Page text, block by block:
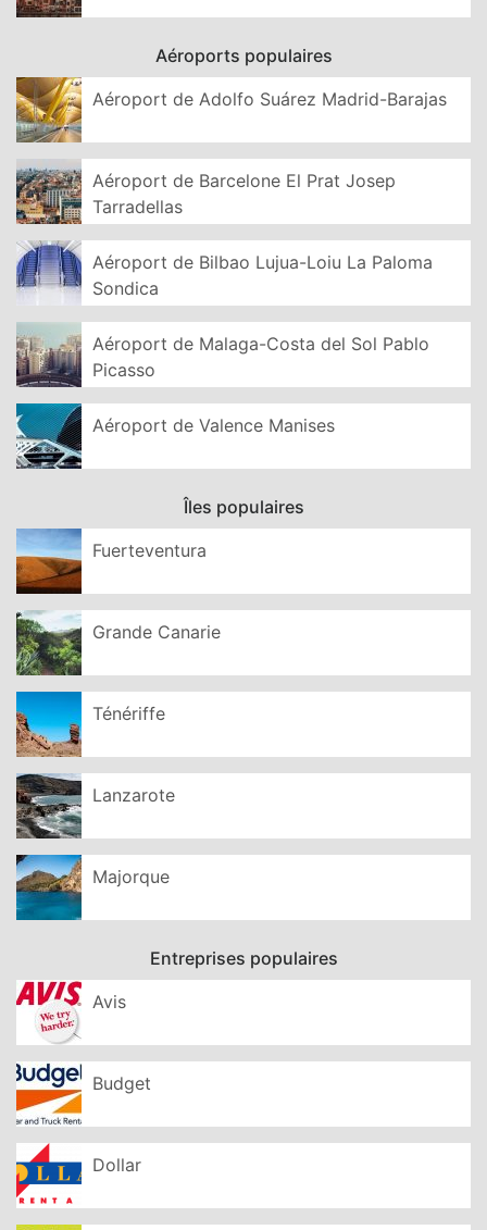
Aéroports populaires
Aéroport de Adolfo Suárez Madrid-Barajas
Aéroport de Barcelone El Prat Josep
Tarradellas
Aéroport de Bilbao Lujua-Loiu La Paloma
Sondica
Aéroport de Malaga-Costa del Sol Pablo
Picasso
Aéroport de Valence Manises
Îles populaires
Fuerteventura
Grande Canarie
Ténériffe
Lanzarote
Majorque
Entreprises populaires
Avis
Budget
Dollar